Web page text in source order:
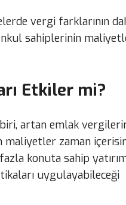
vergi farklarının
sahiplerinin
Etkiler mi?
artan emlak
maliyetler zaman
konuta sahip
uygulayabileceği